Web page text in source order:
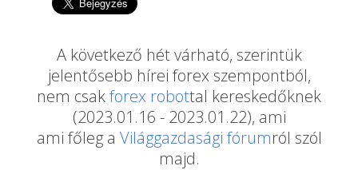
A következő hét várható, szerintük
jelentősebb hírei forex szempontból,
nem csakforex robottal kereskedőknek
(2023.01.16 - 2023.01.22), ami
ami főleg a Világgazdasági fórumról szól
majd.